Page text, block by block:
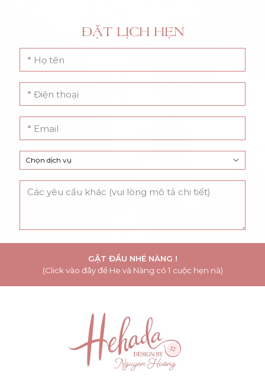
ĐẶT LỊCH HẸN
GẬT ĐẦU NHÉ NÀNG !
(Click vào đây để He và Nàng có 1 cuộc hẹn nà)